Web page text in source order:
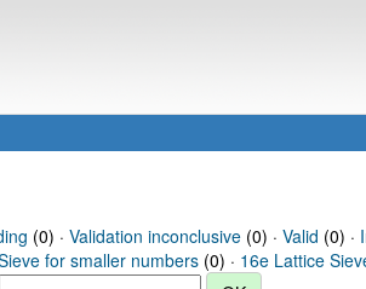
(0) · Validation inconclusive(0) · Valid (0) ·
for smaller numbers (0) · 16e Lattice